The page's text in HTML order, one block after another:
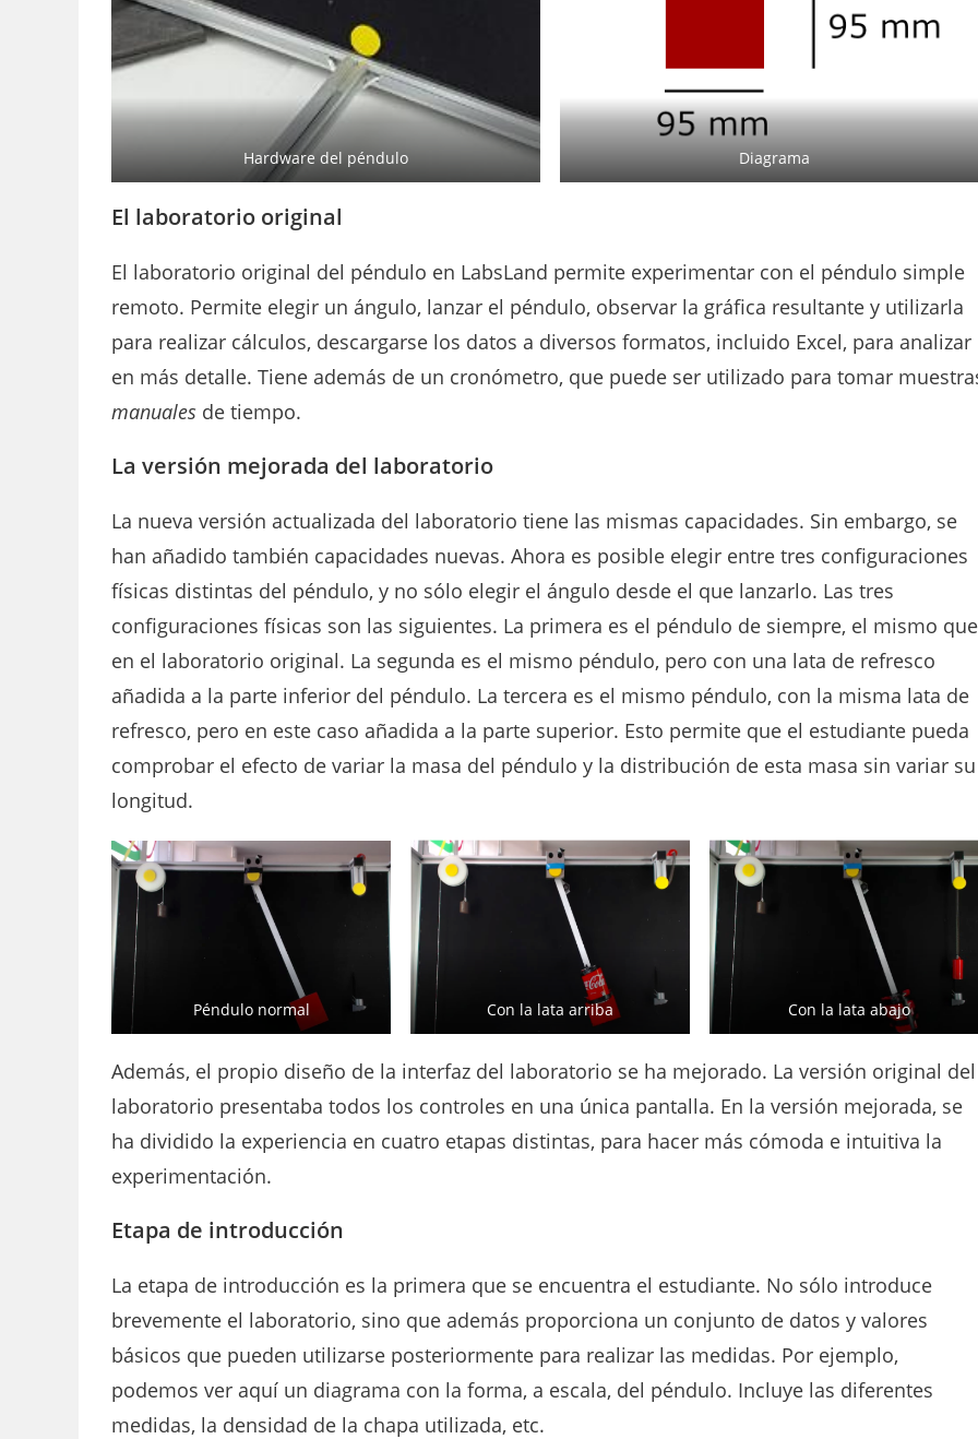
Hardware del péndulo Diagrama
El laboratorio original
El laboratorio original del péndulo en LabsLand permite experimentar con el péndulo simple
remoto. Permite elegir un ángulo, lanzar el péndulo, observar la gráfica resultante y utilizarla
para realizar cálculos, descargarse los datos a diversos formatos, incluido Excel, para analizar
en más detalle. Tiene además de un cronómetro, que puede ser utilizado para tomar
manuales de tiempo.
La versión mejorada del laboratorio
La nueva versión actualizada del laboratorio tiene las mismas capacidades. Sin embargo, se
han añadido también capacidades nuevas. Ahora es posible elegir entre tres configuraciones
físicas distintas del péndulo, y no sólo elegir el ángulo desde el que lanzarlo. Las tres
configuraciones físicas son las siguientes. La primera es el péndulo de siempre, el mismo que
en el laboratorio original. La segunda es el mismo péndulo, pero con una lata de refresco
añadida a la parte inferior del péndulo. La tercera es el mismo péndulo, con la misma lata de
refresco, pero en este caso añadida a la parte superior. Esto permite que el estudiante pueda
comprobar el efecto de variar la masa del péndulo y la distribución de esta masa sin variar su
longitud.
Péndulo normal Con la lata arriba Con la lata abajo
Además, el propio diseño de la interfaz del laboratorio se ha mejorado. La versión original del
laboratorio presentaba todos los controles en una única pantalla. En la versión mejorada, se
ha dividido la experiencia en cuatro etapas distintas, para hacer más cómoda e intuitiva la
experimentación.
Etapa de introducción
La etapa de introducción es la primera que se encuentra el estudiante. No sólo introduce
brevemente el laboratorio, sino que además proporciona un conjunto de datos y valores
básicos que pueden utilizarse posteriormente para realizar las medidas. Por ejemplo,
podemos ver aquí un diagrama con la forma, a escala, del péndulo. Incluye las diferentes
medidas, la densidad de la chapa utilizada, etc.